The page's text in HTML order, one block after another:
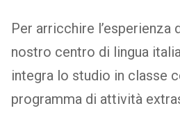
Per arricchire l’esperienza
nostro centro di lingua
integra lo studio in classe
programma di attività